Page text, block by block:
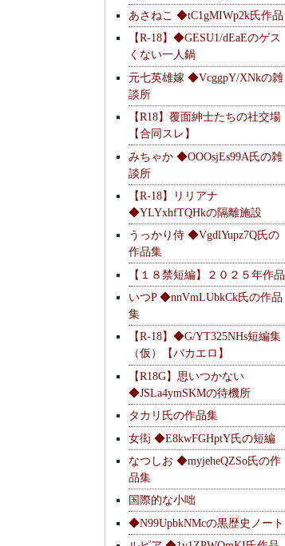
あさねこ ◆tC1gMIWp2k氏作品
【R-18】◆GESU1/dEaEのゲス
くない一人鍋
元七英雄嫁 ◆VcggpY/XNkの雑
談所
【R18】覆面紳士たちの社交場
【合同スレ】
みちゃか ◆OOOsjEs99A氏の雑
談所
【R-18】リリアナ
◆YLYxhfTQHkの隔離施設
うっかり侍 ◆VgdlYupz7Q氏の
作品集
【１８禁短編】２０２５年作品
いつP ◆nnVmLUbkCk氏の作品
集
【R-18】◆G/YT325NHs短編集
（仮）【バカエロ】
【R18G】思いつかない
◆JSLa4ymSKMの待機所
タカリ氏の作品集
女衒 ◆E8kwFGHptY氏の短編
なつしお ◆myjeheQZSo氏の作
品集
国際的な小咄
◆N99UpbkNMcの黒歴史ノート